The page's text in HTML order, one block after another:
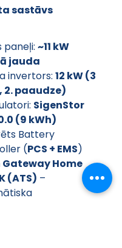
sastāvs
paneļi: ~11 kW
jauda
invertors: 12 kW (3
2. paaudze)
SigenStor
(9 kWh)
Battery
(PCS + EMS)
Gateway Home
(ATS) –